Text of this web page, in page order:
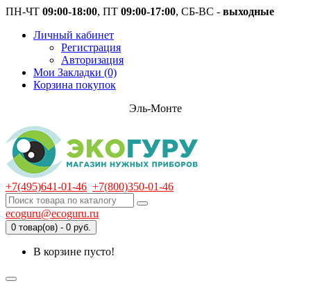
ПН-ЧТ 09:00-18:00, ПТ 09:00-17:00, СБ-ВС - выходные
Личный кабинет
Регистрация
Авторизация
Мои Закладки (0)
Корзина покупок
Эль-Монте
+7(495)641-01-46 +7(800)350-01-46
ecoguru@ecoguru.ru
0 товар(ов) - 0 руб.
В корзине пусто!